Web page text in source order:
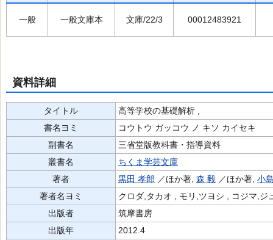
一般 一般文庫本 文庫/22/3 00012483921
資料詳細
タイトル
高等学校の基礎解析 ,
書名ヨミ
コウトウ ガッコウ ノ キソ カイセキ
副書名
三省堂版教科書・指導資料
叢書名
ちくま学芸文庫
著者
黒田 孝郎 ／ほか著, 森 毅 ／ほか著, 小
著者名ヨミ
クロダ,タカオ , モリ,ツヨシ , コジマ,ジ
出版者
筑摩書房
出版年
2012.4